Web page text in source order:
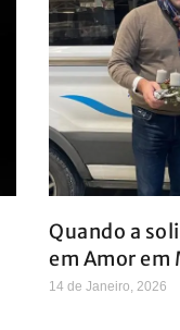
Quando a
em Amor
14 de Janeiro, 2026